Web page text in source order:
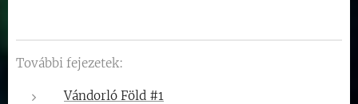
További fejezetek:
Vándorló Föld #1